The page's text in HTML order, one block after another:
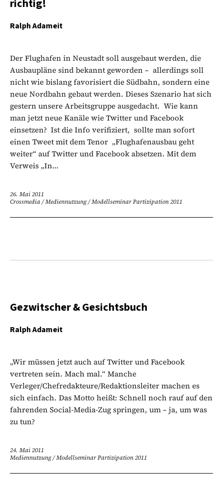
richtig!
Ralph Adameit
Der Flughafen in Neustadt soll ausgebaut werden, die
Ausbaupläne sind bekannt geworden – allerdings soll
nicht wie bislang favorisiert die Südbahn, sondern eine
neue Nordbahn gebaut werden. Dieses Szenario hat sich
gestern unsere Arbeitsgruppe ausgedacht. Wie kann
man jetzt neue Kanäle wie Twitter und Facebook
einsetzen? Ist die Info verifiziert, sollte man sofort
einen Tweet mit dem Tenor „Flughafenausbau geht
weiter“ auf Twitter und Facebook absetzen. Mit dem
Verweis „In...
26. Mai 2011
Crossmedia/Mediennutzung/Modellseminar Partizipation 2011
Gezwitscher & Gesichtsbuch
Ralph Adameit
„Wir müssen jetzt auch auf Twitter und Facebook
vertreten sein. Mach mal.“ Manche
Verleger/Chefredakteure/Redaktionsleiter machen es
sich einfach. Das Motto heißt: Schnell noch rauf auf den
fahrenden Social-Media-Zug springen, um – ja, um was
zu tun?
24. Mai 2011
Mediennutzung/Modellseminar Partizipation 2011